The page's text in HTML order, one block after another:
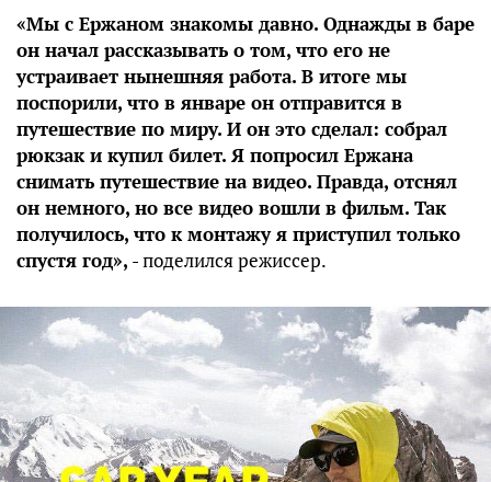
«Мы с Ержаном знакомы давно. Однажды в баре
он начал рассказывать о том, что его не
устраивает нынешняя работа. В итоге мы
поспорили, что в январе он отправится в
путешествие по миру. И он это сделал: собрал
рюкзак и купил билет. Я попросил Ержана
снимать путешествие на видео. Правда, отснял
он немного, но все видео вошли в фильм. Так
получилось, что к монтажу я приступил только
спустя год», - поделился режиссер.